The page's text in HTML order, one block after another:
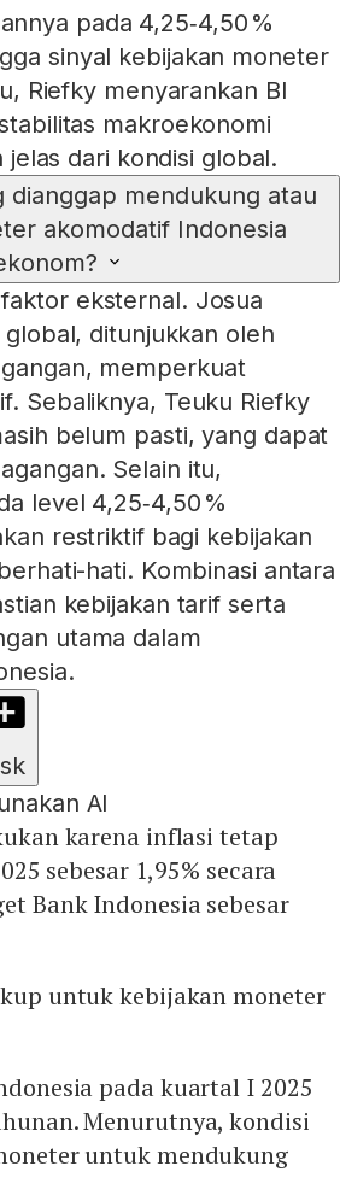
pada 4,25‑4,50 %
sinyal kebijakan moneter
Riefky menyarankan BI
makroekonomi
dari kondisi global.
dianggap mendukung atau
akomodatif Indonesia
eksternal. Josua
ditunjukkan oleh
memperkuat
Sebaliknya, Teuku Riefky
belum pasti, yang dapat
Selain itu,
level 4,25‑4,50 %
restriktif bagi kebijakan
hati. Kombinasi antara
kebijakan tarif serta
utama dalam
AI
karena inflasi tetap
sebesar 1,95% secara
Bank Indonesia sebesar
untuk kebijakan moneter
pada kuartal I 2025
Menurutnya, kondisi
untuk mendukung